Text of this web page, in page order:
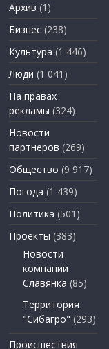
Архив (1)
Бизнес (238)
Культура (1 446)
Люди (1 041)
На правах
рекламы (324)
Новости
партнеров (269)
Общество (9 917)
Погода (1 439)
Политика (501)
Проекты (383)
Новости
компании
Славянка (85)
Территория
"Сибагро" (293)
Происшествия